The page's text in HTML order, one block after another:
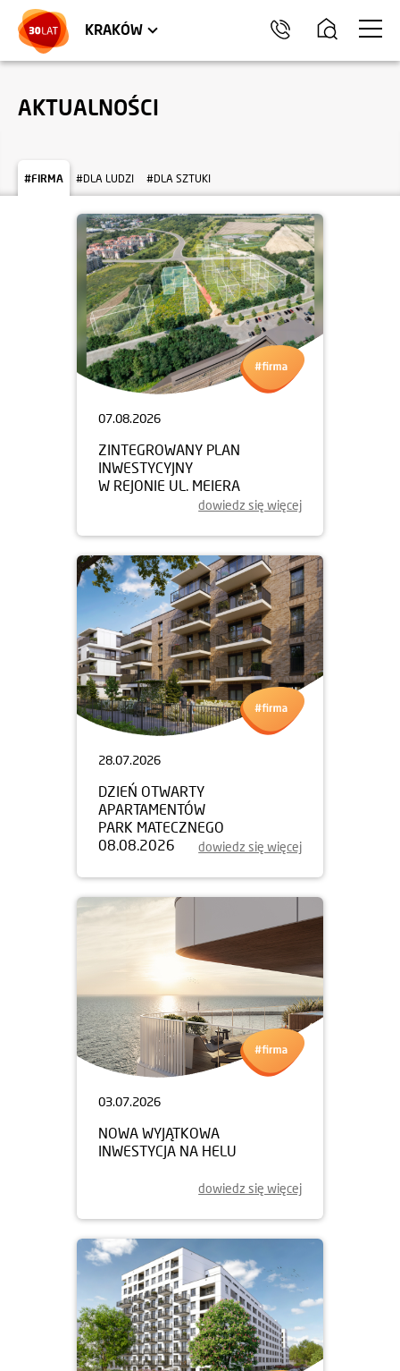
KRAKÓW
TRÓJMIASTO
LOKALE USŁUGOWE
AKTUALNOŚCI
#FIRMA #DLA LUDZI #DLA SZTUKI
07.08.2026
ZINTEGROWANY PLAN
INWESTYCYJNY
W REJONIE UL. MEIERA
dowiedz się więcej
28.07.2026
DZIEŃ OTWARTY
APARTAMENTÓW
PARK MATECZNEGO
08.08.2026
dowiedz się więcej
03.07.2026
NOWA WYJĄTKOWA
INWESTYCJA NA HELU
dowiedz się więcej